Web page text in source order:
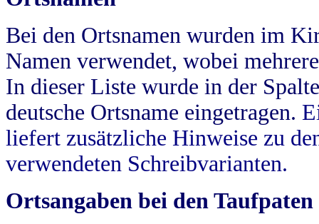
Bei den Ortsnamen wurden im
Namen verwendet, wobei
In dieser Liste wurde in der
deutsche Ortsname eingetragen.
liefert zusätzliche Hinweise zu
verwendeten Schreibvarianten.
Ortsangaben bei den Taufpaten